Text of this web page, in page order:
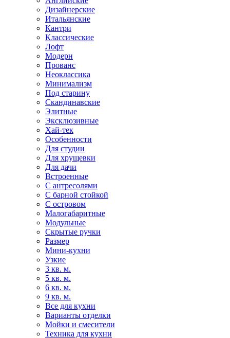
Дизайнерские
Итальянские
Кантри
Классические
Лофт
Модерн
Прованс
Неоклассика
Минимализм
Под старину
Скандинавские
Элитные
Эксклюзивные
Хай-тек
Особенности
Для студии
Для хрущевки
Для дачи
Встроенные
С антресолями
С барной стойкой
С островом
Малогабаритные
Модульные
Скрытые ручки
Размер
Мини-кухни
Узкие
3 кв. м.
5 кв. м.
6 кв. м.
9 кв. м.
Все для кухни
Варианты отделки
Мойки и смесители
Техника для кухни